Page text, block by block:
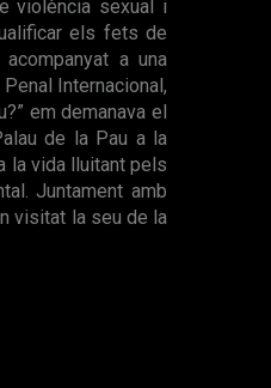
violència sexual i
els fets de
a una
Internacional,
em demanava el
de la Pau a la
la vida lluitant pels
Juntament amb
visitat la seu de la